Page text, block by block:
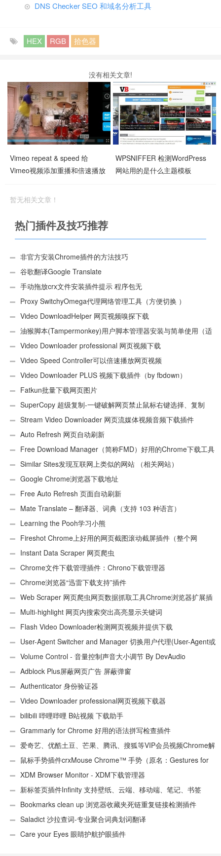
DNS Checker SEO 和域名分析工具
HEX RGB 拾色器
没有相关文章!
Vimeo repeat & speed 给
Vimeo视频添加重播和倍速播放
WPSNIFFER 检测WordPress
网站用的是什么主题模板
暂无相关文章！
热门插件及技巧推荐
非官方安装Chrome插件的方法技巧
谷歌翻译Google Translate
手动拖放crx文件安装插件提示 程序包无
效:“CEX_HEADER_INVALID”的解决办法
Proxy SwitchyOmega代理网络管理工具（方便切换 ）
Video DownloadHelper 网页视频嗅探下载
油猴脚本(Tampermonkey)用户脚本管理器安装与简单使用（适
用Android）
Video Downloader professional 网页视频下载
Video Speed Controller可以倍速播放网页视频
Video Downloader PLUS 视频下载插件（by fbdown）
Fatkun批量下载网页图片
SuperCopy 超级复制-一键破解网页禁止鼠标右键选择、复制
Stream Video Downloader 网页流媒体视频音频下载插件
Auto Refresh 网页自动刷新
Free Download Manager（简称FMD）好用的Chrome下载工具
插件Similar Sites发现互联网上类似的网站 （相关网站）
Google Chrome浏览器下载地址
Free Auto Refresh 页面自动刷新
Mate Translate – 翻译器、词典（支持 103 种语言）
Learning the Pooh学习小熊
Fireshot Chrome上好用的网页截图滚动截屏插件（整个网
页）Instant Data Scraper 网页爬虫
Chrome文件下载管理插件：Chrono下载管理器
Chrome浏览器“迅雷下载支持”插件
Web Scraper 网页爬虫网页数据抓取工具Chrome浏览器扩展插
件 Multi-highlight 网页内搜索突出高亮显示关键词
Flash Video Downloader检测网页视频并提供下载
User-Agent Switcher and Manager 切换用户代理(User-Agent或
UA)Volume Control - 音量控制声音大小调节 By DevAudio
Adblock Plus屏蔽网页广告 屏蔽弹窗
Authenticator 身份验证器
Video Downloader professional网页视频下载器
bilibili 哔哩哔哩 B站视频 下载助手
Grammarly for Chrome 好用的语法拼写检查插件
爱奇艺、优酷土豆、芒果、腾讯、搜狐等VIP会员视频Chrome解
析工具鼠标手势插件crxMouse Chrome™ 手势（原名：Gestures for
Chrome(TM)汉化版）
XDM Browser Monitor - XDM下载管理器
新标签页插件Infinity 支持壁纸、云端、移动端、笔记、书签
Bookmarks clean up 浏览器收藏夹死链重复链接检测插件
Saladict 沙拉查词-专业聚合词典划词翻译
Care your Eyes 眼睛护航护眼插件